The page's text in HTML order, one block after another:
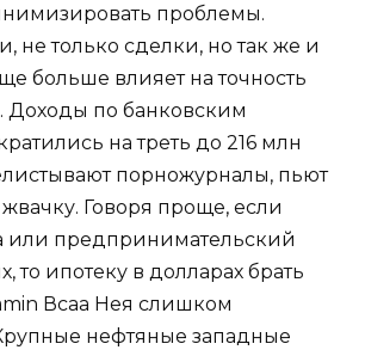
проблемы.
не только сделки, но так же и
больше влияет на точность
Доходы по банковским
на треть до 216 млн
порножурналы, пьют
Говоря проще, если
или предпринимательский
то ипотеку в долларах брать
Всаа Нея слишком
нефтяные западные